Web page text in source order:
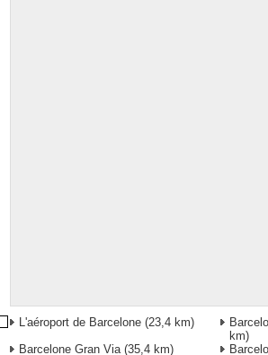
L'aéroport de Barcelone (23,4 km)
km)
Barcelone Gran Via (35,4 km)